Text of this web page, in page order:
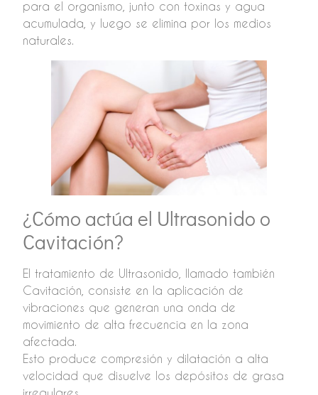
para el organismo, junto con toxinas y agua
acumulada, y luego se elimina por los medios
naturales.
¿Cómo actúa el Ultrasonido o
Cavitación?
El tratamiento de Ultrasonido, llamado también
Cavitación, consiste en la aplicación de
vibraciones que generan una onda de
movimiento de alta frecuencia en la zona
afectada.
Esto produce compresión y dilatación a alta
velocidad que disuelve los depósitos de grasa